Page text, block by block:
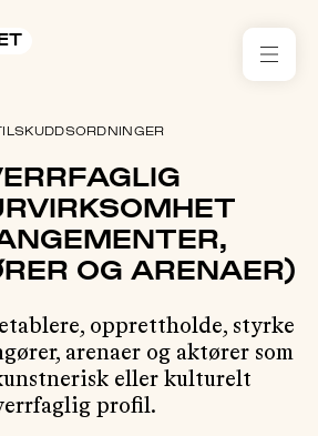
OG ARENAER)
opprettholde, styrke
arenaer og aktører som
eller kulturelt
profil.